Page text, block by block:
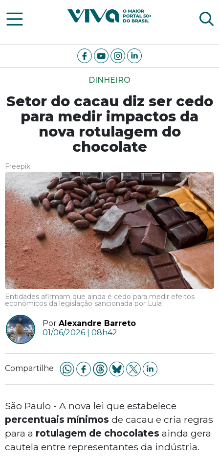
Viva Notícias
DINHEIRO
Setor do cacau diz ser cedo
para medir impactos da
nova rotulagem do
chocolate
Freepik
Entidades afirmam que ainda é cedo para medir efeitos
econômicos da legislação sancionada por Lula
Por Alexandre Barreto
01/06/2026 | 08h42
Compartilhe
São Paulo - A nova lei que estabelece
percentuais mínimos de cacau e cria regras
para a rotulagem de chocolates ainda gera
cautela entre representantes da indústria.